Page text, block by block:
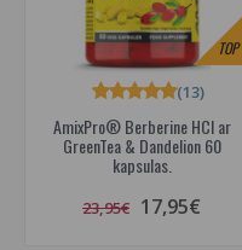
TOP
AmixPro® Berberine HCl ar
GreenTea & Dandelion 60
kapsulas.
(13)
23,95€ 17,95€